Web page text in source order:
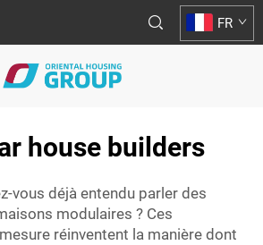
FR
house builders
vous déjà entendu parler des
modulaires ? Ces
réinventent la manière dont